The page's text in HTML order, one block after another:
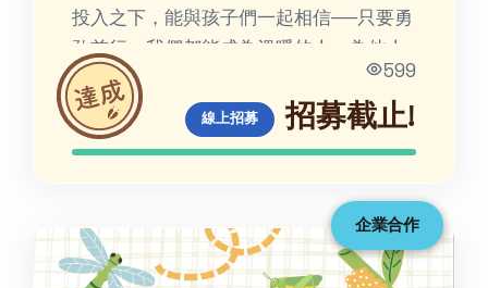
投入之下，能與孩子們一起相信──只要勇
敢前行，我們都能成為溫暖的人，為他人
的生命帶來光輝。
599
線上招募 招募截止!
企業合作